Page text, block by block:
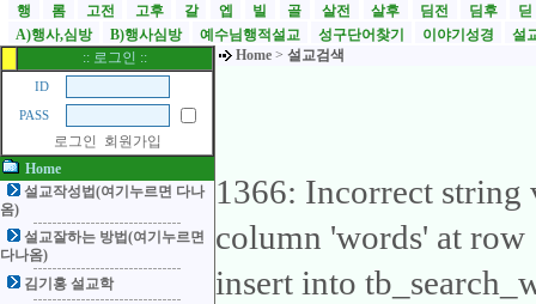
행
롬 고전 고후 갈 엡 빌 골 살전 살후 딤전 딤후
딛
A)행사,심방
B)행사심방 예수님행적설교 성구단어찾기 이야기성경
설
:: 로그인 ::
ID
PASS
로그인
회원가입
Home
설교작성법(여기누르면 다나
옴)
설교잘하는 방법(여기누르면
다나옴)
김기홍 설교학
Home > 설교검색
1366: Incorrect
column 'words' at row
insert into